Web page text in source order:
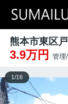
熊本市東区
3.9万円 管理
1 /16